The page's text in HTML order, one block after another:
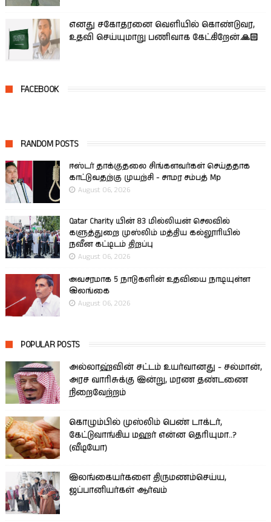
எனது சகோதரனை வெளியில் கொண்டுவர,
உதவி செய்யுமாறு பணிவாக கேட்கிறேன்.🙏🏻
FACEBOOK
RANDOM POSTS
ஈஸ்டர் தாக்குதலை சிங்களவர்கள் செய்ததாக
காட்டுவதற்கு முயற்சி - சாமர சம்பத் Mp
August 06, 2026
Qatar Charity யின் 83 மில்லியன் செலவில்
களுத்துறை முஸ்லிம் மத்திய கல்லூரியில்
நவீன கட்டிடம் திறப்பு
August 06, 2026
அவசரமாக 5 நாடுகளின் உதவியை நாடியுள்ள
இலங்கை
August 06, 2026
POPULAR POSTS
அல்லாஹ்வின் சட்டம் உயர்வானது - சல்மான்,
அரச வாரிசுக்கு இன்று, மரண தண்டணை
நிறைவேற்றம்
கொழும்பில் முஸ்லிம் பெண் டாக்டர்,
கேட்டுவாங்கிய மஹர் என்ன தெரியுமா..?
(வீடியோ)
இலங்கையர்களை திருமணம்செய்ய,
ஜப்பானியர்கள் ஆர்வம்